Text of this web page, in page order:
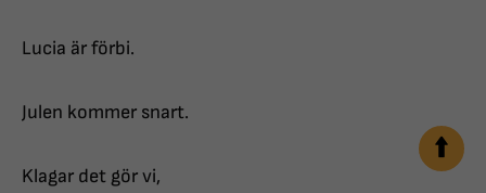
Lucia är förbi.
Julen kommer snart.
Klagar det gör vi,